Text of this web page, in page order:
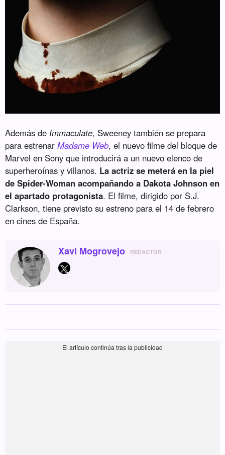
Además de Immaculate, Sweeney también se prepara
para estrenarMadame Web, el nuevo filme del bloque de
Marvel en Sony que introducirá a un nuevo elenco de
superheroínas y villanos. La actriz se meterá en la piel
de Spider-Woman acompañando a Dakota Johnson en
el apartado protagonista. El filme, dirigido por S.J.
Clarkson, tiene previsto su estreno para el 14 de febrero
en cines de España.
Xavi Mogrovejo REDACTOR